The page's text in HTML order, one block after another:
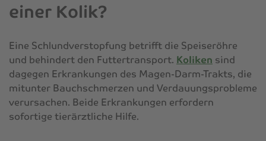
einer Kolik?
Eine Schlundverstopfung betrifft die Speiseröhre
und behindert den Futtertransport. Koliken sind
dagegen Erkrankungen des Magen-Darm-Trakts, die
mitunter Bauchschmerzen und Verdauungsprobleme
verursachen. Beide Erkrankungen erfordern
sofortige tierärztliche Hilfe.